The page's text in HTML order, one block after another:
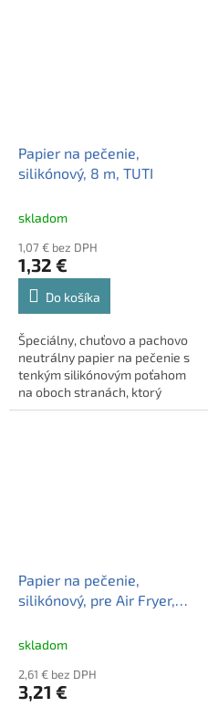
Papier na pečenie,
silikónový, 8 m, TUTI
skladom
1,07 € bez DPH
1,32 €
Do košíka
Špeciálny, chuťovo a pachovo
neutrálny papier na pečenie s
tenkým silikónovým poťahom
na oboch stranách, ktorý
možno použiť viackrát na
Papier na pečenie,
silikónový, pre Air Fryer,
MAZZINI "Premium"
skladom
2,61 € bez DPH
3,21 €